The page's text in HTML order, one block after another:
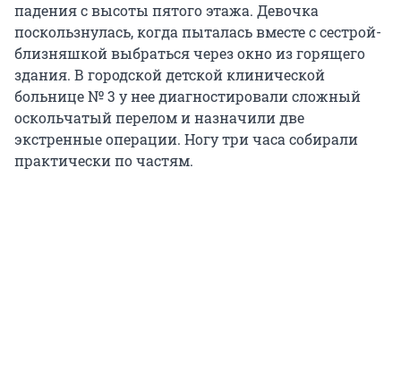
падения с высоты пятого этажа. Девочка
поскользнулась, когда пыталась вместе с сестрой-
близняшкой выбраться через окно из горящего
здания. В городской детской клинической
больнице № 3 у нее диагностировали сложный
оскольчатый перелом и назначили две
экстренные операции. Ногу три часа собирали
практически по частям.